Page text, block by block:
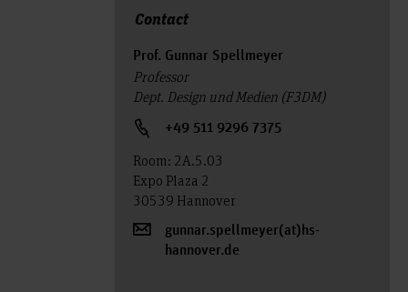
Contact
Prof. Gunnar Spellmeyer
Professor
Dept. Design und Medien (F3DM)
+49 511 9296 7375
Room: 2A.5.03
Expo Plaza 2
30539 Hannover
gunnar.spellmeyer(at)hs-
hannover.de